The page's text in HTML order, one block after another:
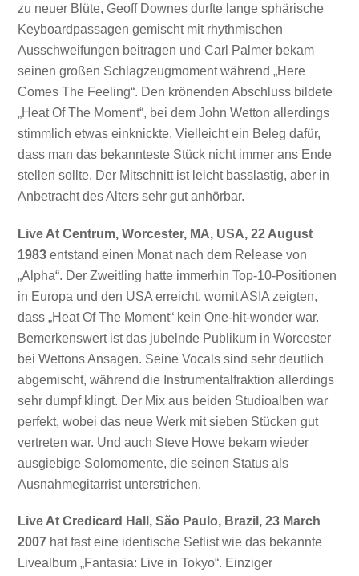
zu neuer Blüte, Geoff Downes durfte lange sphärische
Keyboardpassagen gemischt mit rhythmischen
Ausschweifungen beitragen und Carl Palmer bekam
seinen großen Schlagzeugmoment während „Here
Comes The Feeling“. Den krönenden Abschluss bildete
„Heat Of The Moment“, bei dem John Wetton allerdings
stimmlich etwas einknickte. Vielleicht ein Beleg dafür,
dass man das bekannteste Stück nicht immer ans Ende
stellen sollte. Der Mitschnitt ist leicht basslastig, aber in
Anbetracht des Alters sehr gut anhörbar.
Live At Centrum, Worcester, MA, USA, 22 August
1983 entstand einen Monat nach dem Release von
„Alpha“. Der Zweitling hatte immerhin Top-10-Positionen
in Europa und den USA erreicht, womit ASIA zeigten,
dass „Heat Of The Moment“ kein One-hit-wonder war.
Bemerkenswert ist das jubelnde Publikum in Worcester
bei Wettons Ansagen. Seine Vocals sind sehr deutlich
abgemischt, während die Instrumentalfraktion allerdings
sehr dumpf klingt. Der Mix aus beiden Studioalben war
perfekt, wobei das neue Werk mit sieben Stücken gut
vertreten war. Und auch Steve Howe bekam wieder
ausgiebige Solomomente, die seinen Status als
Ausnahmegitarrist unterstrichen.
Live At Credicard Hall, São Paulo, Brazil, 23 March
2007 hat fast eine identische Setlist wie das bekannte
Livealbum „Fantasia: Live in Tokyo“. Einziger